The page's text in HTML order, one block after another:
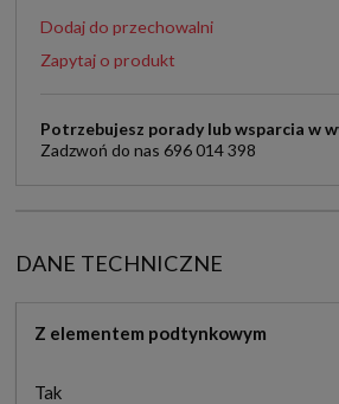
Dodaj do przechowalni
Zapytaj o produkt
Potrzebujesz porady lub wsparcia w
Zadzwoń do nas 696 014 398
DANE TECHNICZNE
Z elementem podtynkowym
Tak